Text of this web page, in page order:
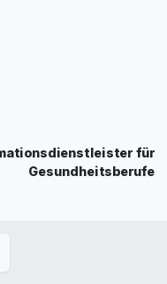
für
Gesundheitsberufe